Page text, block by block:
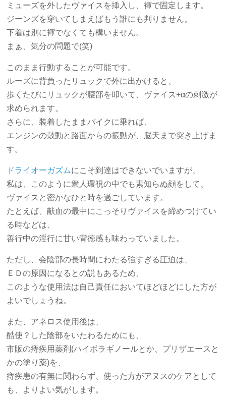
ミューズを外したヴァイスを挿入し、褌で固定します。
ジーンズを穿いてしまえばもう誰にも判りません。
下着は別に褌でなくても構いません。
まぁ、気分の問題で(笑)
このまま行動することが可能です。
ルーズに背負ったリュックで外に出かけると、
歩くたびにリュックが腰部を叩いて、ヴァイス+αの刺激が
求められます。
さらに、装着したままバイクに乗れば、
エンジンの鼓動と路面からの振動が、脳天まで突き上げま
す。
ドライオーガズムにこそ到達はできないでいますが、
私は、このように衆人環視の中でも素知らぬ顔をして、
ヴァイスと密かなひと時を過ごしています。
たとえば、献血の最中にこっそりヴァイスを締めつけてい
る時などは、
善行中の淫行に甘い背徳感も味わっていました。
ただし、会陰部の長時間にわたる強すぎる圧迫は、
ＥＤの原因になるとの説もあるため、
このような使用法は自己責任においてほどほどにした方が
よいでしょうね。
また、アネロス使用後は、
酷使？した陰部をいたわるためにも、
市販の痔疾用薬剤(ハイボラギノールとか、プリザエースと
かの塗り薬)を、
痔疾患の有無に関わらず、使った方がアヌスのケアとして
も、よりよい気がします。